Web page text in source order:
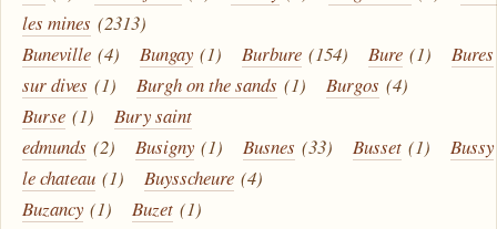
les mines (2313)
Buneville (4) Bungay (1) Burbure (154) Bure (1)
Bures
sur dives (1) Burgh on the sands (1) Burgos (4)
Burse (1)
Bury saint
edmunds (2) Busigny (1) Busnes (33) Busset (1)
Bussy
le chateau (1) Buysscheure (4)
Buzancy (1) Buzet (1)